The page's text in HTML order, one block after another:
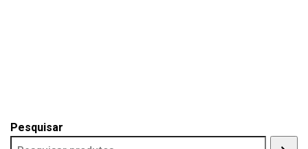
Pesquisar